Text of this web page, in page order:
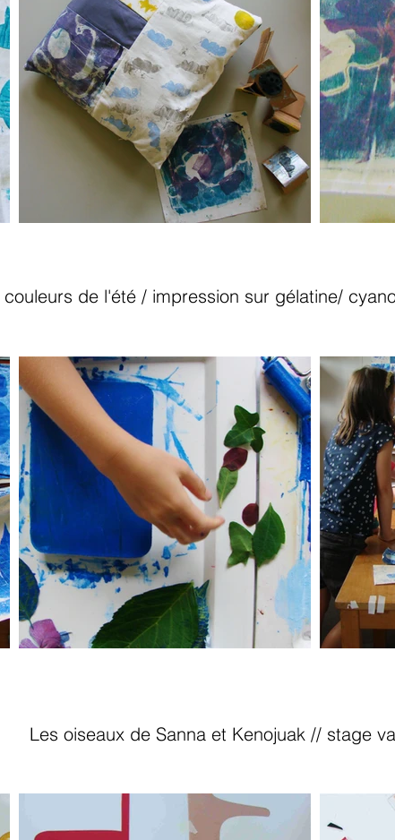
couleurs de l'été / impression sur gélatine/
Les oiseaux de Sanna et Kenojuak // stage